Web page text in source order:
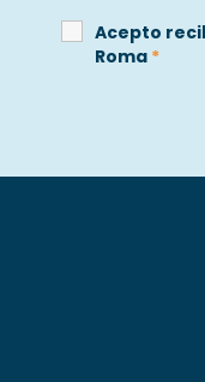
Acepto
Roma *